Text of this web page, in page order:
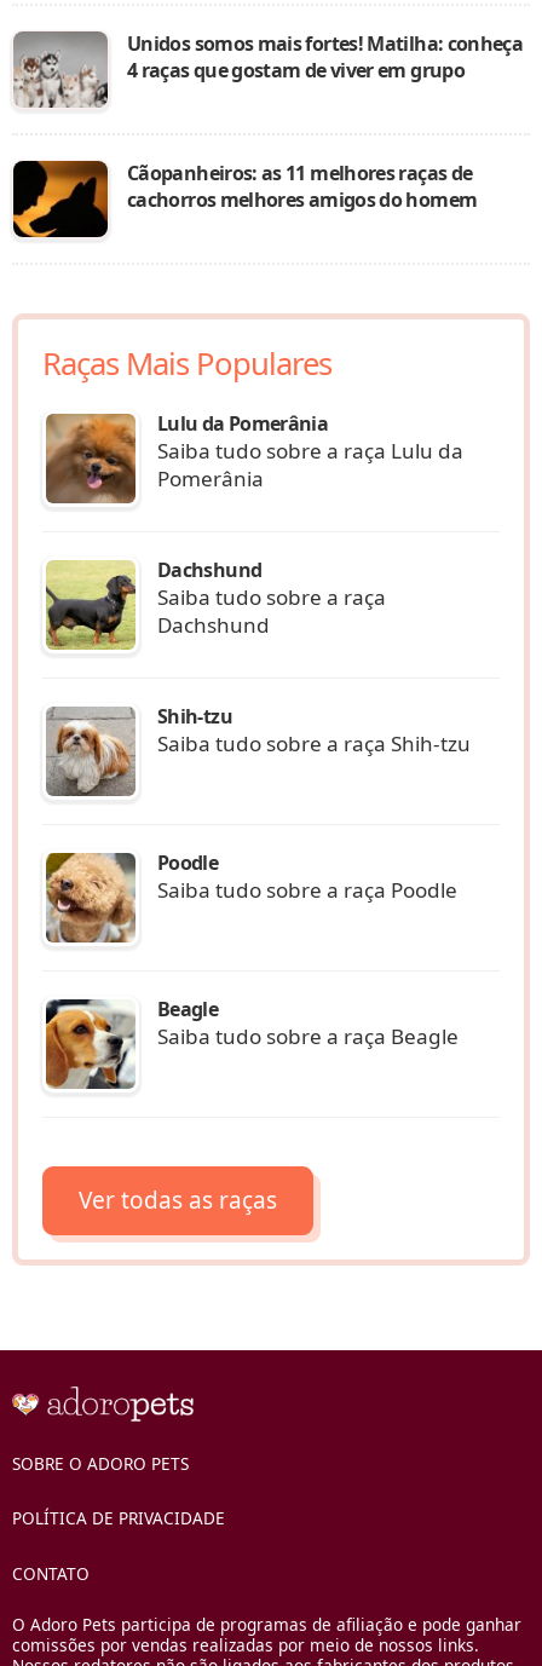
Unidos somos mais fortes! Matilha: conheça
4 raças que gostam de viver em grupo
Cãopanheiros: as 11 melhores raças de
cachorros melhores amigos do homem
Raças Mais Populares
Lulu da Pomerânia
Saiba tudo sobre a raça Lulu da
Pomerânia
Dachshund
Saiba tudo sobre a raça
Dachshund
Shih-tzu
Saiba tudo sobre a raça Shih-tzu
Poodle
Saiba tudo sobre a raça Poodle
Beagle
Saiba tudo sobre a raça Beagle
Ver todas as raças
SOBRE O ADORO PETS
POLÍTICA DE PRIVACIDADE
CONTATO
O Adoro Pets participa de programas de afiliação e pode ganhar
comissões por vendas realizadas por meio de nossos links.